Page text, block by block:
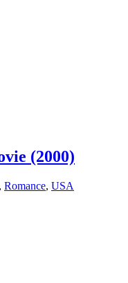
(2000)
Romance, USA